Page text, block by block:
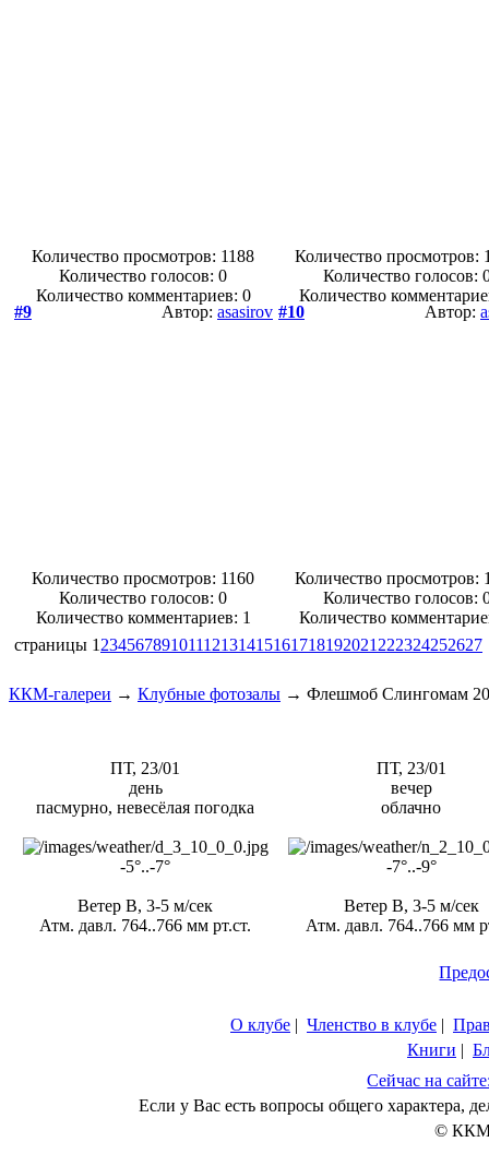
Количество просмотров: 1188
Количество голосов:0
Количество комментариев: 0
Количество просмотров:
Количество голосов:
Количество
#9
Автор: asasirov
Количество просмотров: 1160
Количество голосов:0
Количество комментариев: 1
#10 Автор:
Количество просмотров:
Количество голосов:
Количество
страницы 1 23456789101112131415161718192021 222324252627
ККМ-галереи → Клубные фотозалы → Флешмоб Слингомам
ПТ, 23/01
день
пасмурно, невесёлая погодка
-5°..-7°
Ветер В, 3-5 м/сек
Атм. давл. 764..766 мм рт.ст.
ПТ, 23/01
вечер
облачно
-7°..-9°
Ветер В, 3-5 м/сек
Атм. давл. 764..766 мм
О клубе | Членство в клубе |
Книги |
Сейчас на
Если у Вас есть вопросы общего характера,
© ККМ